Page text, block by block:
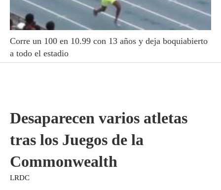
Corre un 100 en 10.99 con 13 años y deja boquiabierto
a todo el estadio